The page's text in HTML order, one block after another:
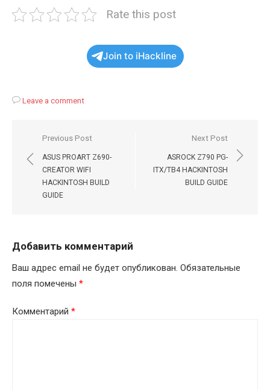
Rate this post
Join to iHackline
Leave a comment
Навигация
по
записям
Previous Post
ASUS PROART Z690-
CREATOR WIFI
HACKINTOSH BUILD
GUIDE
Next Post
ASROCK Z790 PG-
ITX/TB4 HACKINTOSH
BUILD GUIDE
Добавить комментарий
Ваш адрес email не будет опубликован. Обязательные
поля помечены *
Комментарий *